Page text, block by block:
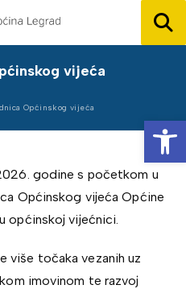
vijeća
Općinskog vijeća
godine s početkom u
Općinskog vijeća Općine
općinskoj vijećnici.
više točaka vezanih uz
imovinom te razvoj